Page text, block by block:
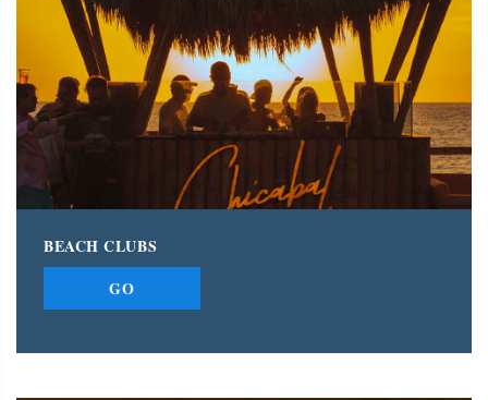
BEACH CLUBS
GO